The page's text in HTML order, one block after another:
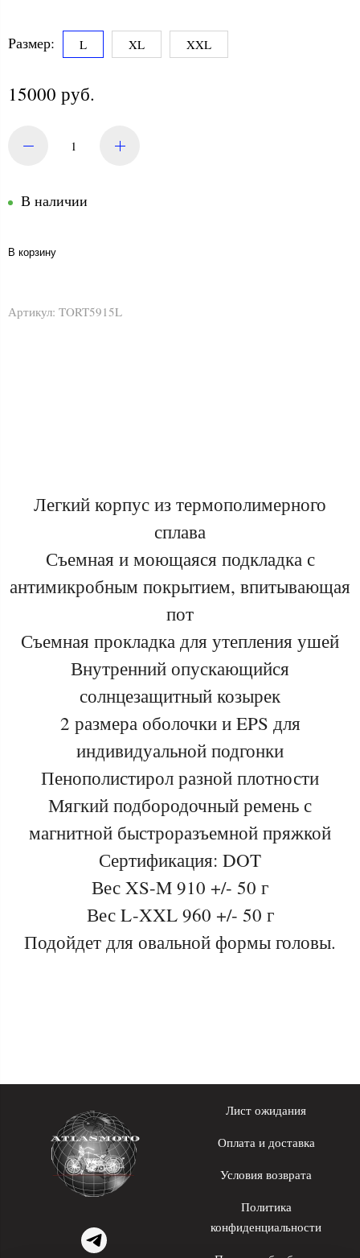
Размер: L XL XXL
15000 руб.
В наличии
В корзину
Артикул: TORT5915L
Легкий корпус из термополимерного
сплава
Съемная и моющаяся подкладка с
антимикробным покрытием, впитывающая
пот
Съемная прокладка для утепления ушей
Внутренний опускающийся
солнцезащитный козырек
2 размера оболочки и EPS для
индивидуальной подгонки
Пенополистирол разной плотности
Мягкий подбородочный ремень с
магнитной быстроразъемной пряжкой
Сертификация: DOT
Вес XS-M 910 +/- 50 г
Вес L-XXL 960 +/- 50 г
Подойдет для овальной формы головы.
Лист ожидания
Оплата и доставка
Условия возврата
Политика
конфиденциальности